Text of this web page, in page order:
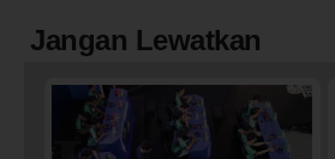
Jangan Lewatkan